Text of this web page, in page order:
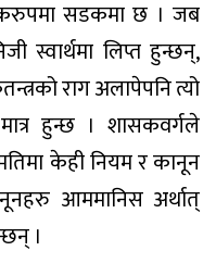
सडकमा छ । जब
स्वार्थमा लिप्त हुन्छन्,
राग अलापेपनि त्यो
हुन्छ । शासकवर्गले
केही नियम र कानून
आममानिस अर्थात्
।